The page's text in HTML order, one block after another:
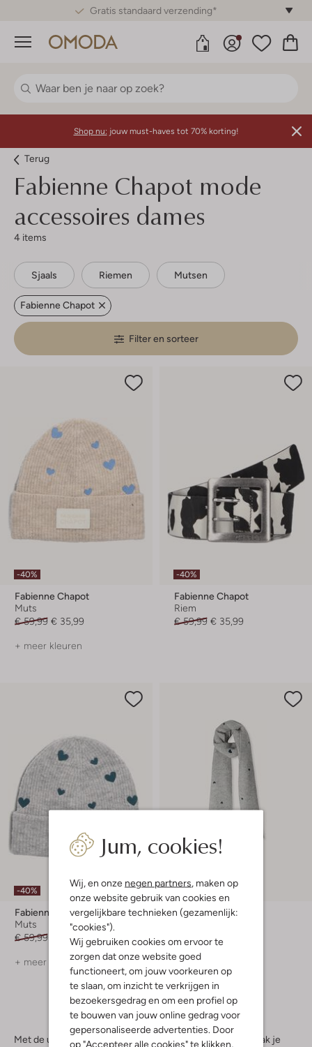
Gratis standaard verzending*
Menu
Jum, cookies!
Wij, en onze negen partners , maken op
onze website gebruik van cookies en
vergelijkbare technieken (gezamenlijk:
"cookies").
Wij gebruiken cookies om ervoor te
zorgen dat onze website goed
functioneert, om jouw voorkeuren op
te slaan, om inzicht te verkrijgen in
bezoekersgedrag en om een profiel op
te bouwen van jouw online gedrag voor
gepersonaliseerde advertenties. Door
op "Accepteer alle cookies" te klikken,
Shop nu: jouw must-haves tot 70% korting!
Terug
Fabienne Chapot mode
accessoires dames
4 items
Sjaals Riemen Mutsen
Fabienne Chapot
Filter en sorteer
-40%
Fabienne Chapot
Muts
€ 59,99 € 35,99
+ meer kleuren
-40%
Fabienne Chapot
Riem
€ 59,99 € 35,99
-40%
Fabienne Chapot
Muts
€ 59,99
€ 35,99
+ meer kleuren
-40%
Fabienne Chapot
€ 99,99
€ 59,99
Met de unieke en opvallende FAB dames accessoires maak je